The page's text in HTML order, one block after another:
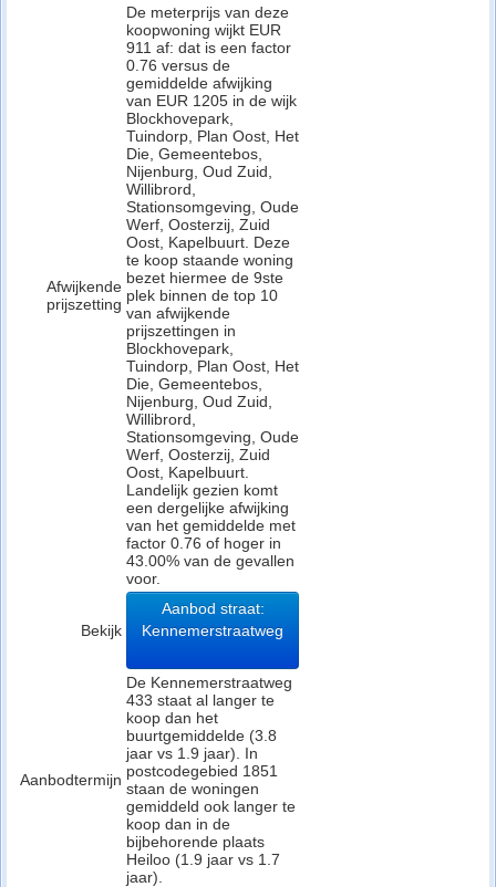
Afwijkende
prijszetting
De meterprijs van deze
koopwoning wijkt EUR
911 af: dat is een factor
0.76 versus de
gemiddelde afwijking
van EUR 1205 in de wijk
Blockhovepark,
Tuindorp, Plan Oost, Het
Die, Gemeentebos,
Nijenburg, Oud Zuid,
Willibrord,
Stationsomgeving, Oude
Werf, Oosterzij, Zuid
Oost, Kapelbuurt. Deze
te koop staande woning
bezet hiermee de 9ste
plek binnen de top 10
van afwijkende
prijszettingen in
Blockhovepark,
Tuindorp, Plan Oost, Het
Die, Gemeentebos,
Nijenburg, Oud Zuid,
Willibrord,
Stationsomgeving, Oude
Werf, Oosterzij, Zuid
Oost, Kapelbuurt.
Landelijk gezien komt
een dergelijke afwijking
van het gemiddelde met
factor 0.76 of hoger in
43.00% van de gevallen
voor.
Bekijk
Aanbod straat:
Kennemerstraatweg
Aanbodtermijn
De Kennemerstraatweg
433 staat al langer te
koop dan het
buurtgemiddelde (3.8
jaar vs 1.9 jaar). In
postcodegebied 1851
staan de woningen
gemiddeld ook langer te
koop dan in de
bijbehorende plaats
Heiloo (1.9 jaar vs 1.7
jaar).